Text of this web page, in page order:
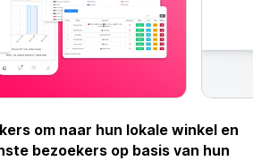
om naar hun lokale winkel en
bezoekers op basis van hun